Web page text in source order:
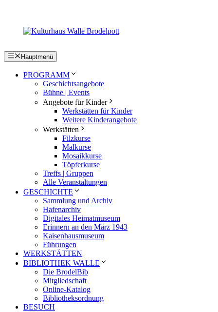
springen
Hauptmenü
PROGRAMM
Geschichtsangebote
Bühne | Events
Angebote für Kinder
Werkstätten für Kinder
Weitere Kinderangebote
Werkstätten
Filzkurse
Malkurse
Mosaikkurse
Töpferkurse
Treffs | Gruppen
Alle Veranstaltungen
GESCHICHTE
Sammlung und Archiv
Hafenarchiv
Digitales Heimatmuseum
Erinnern an den März 1943
Kaisenhausmuseum
Führungen
WERKSTÄTTEN
BIBLIOTHEK WALLE
Die BrodelBib
Mitgliedschaft
Online-Katalog
Bibliotheksordnung
BESUCH